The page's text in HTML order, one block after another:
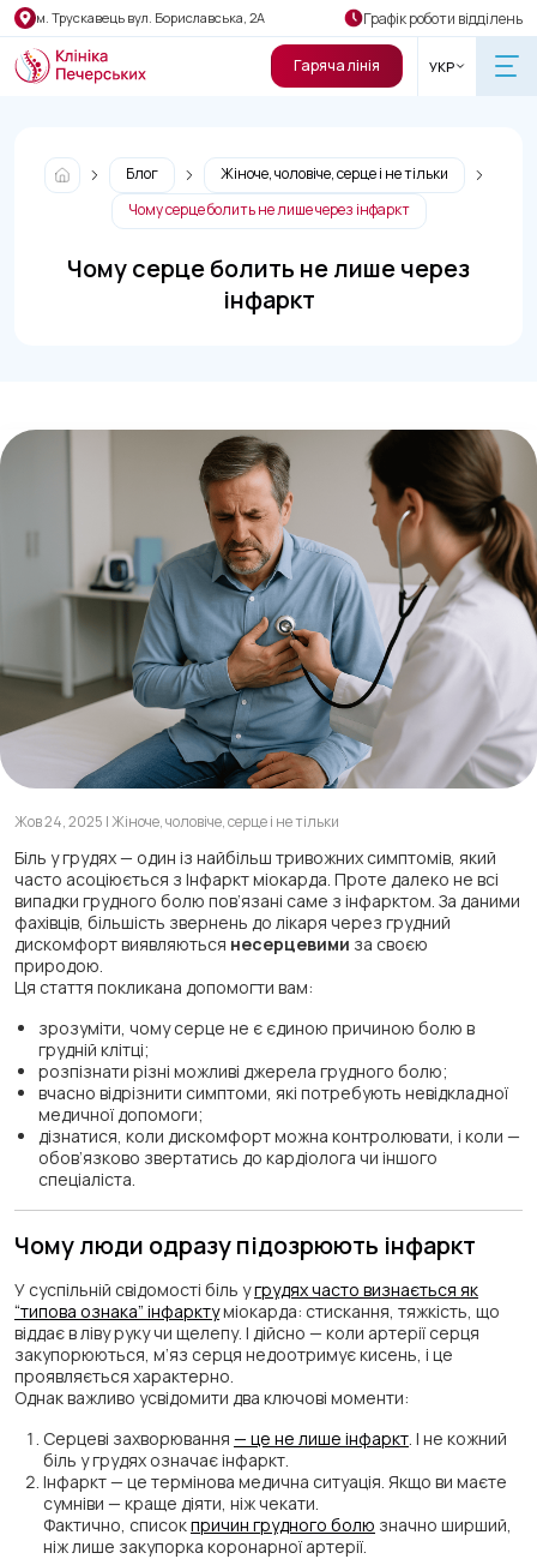
м. Трускавець вул. Бориславська, 2А Графік роботи відділень
Гаряча лінія УКР
Блог
Жіноче, чоловіче, серце і не тільки
Чому серце болить не лише через інфаркт
Чому серце болить не лише через
інфаркт
Жов 24, 2025 | Жіноче, чоловіче, серце і не тільки
Біль у грудях — один із найбільш тривожних симптомів, який
часто асоціюється з Інфаркт міокарда. Проте далеко не всі
випадки грудного болю пов’язані саме з інфарктом. За даними
фахівців, більшість звернень до лікаря через грудний
дискомфорт виявляються несерцевими за своєю
природою.
Ця стаття покликана допомогти вам:
зрозуміти, чому серце не є єдиною причиною болю в
грудній клітці;
розпізнати різні можливі джерела грудного болю;
вчасно відрізнити симптоми, які потребують невідкладної
медичної допомоги;
дізнатися, коли дискомфорт можна контролювати, і коли —
обов’язково звертатись до кардіолога чи іншого
спеціаліста.
Чому люди одразу підозрюють інфаркт
У суспільній свідомості біль угрудях часто визнається як
“типова ознака” інфарктуміокарда: стискання, тяжкість, що
віддає в ліву руку чи щелепу. І дійсно — коли артерії серця
закупорюються, м’яз серця недоотримує кисень, і це
проявляється характерно.
Однак важливо усвідомити два ключові моменти:
Серцеві захворювання — це не лише інфаркт . І не кожний
біль у грудях означає інфаркт.
Інфаркт — це термінова медична ситуація. Якщо ви маєте
сумніви — краще діяти, ніж чекати.
Фактично, списокпричин грудного болю значно ширший,
ніж лише закупорка коронарної артерії.